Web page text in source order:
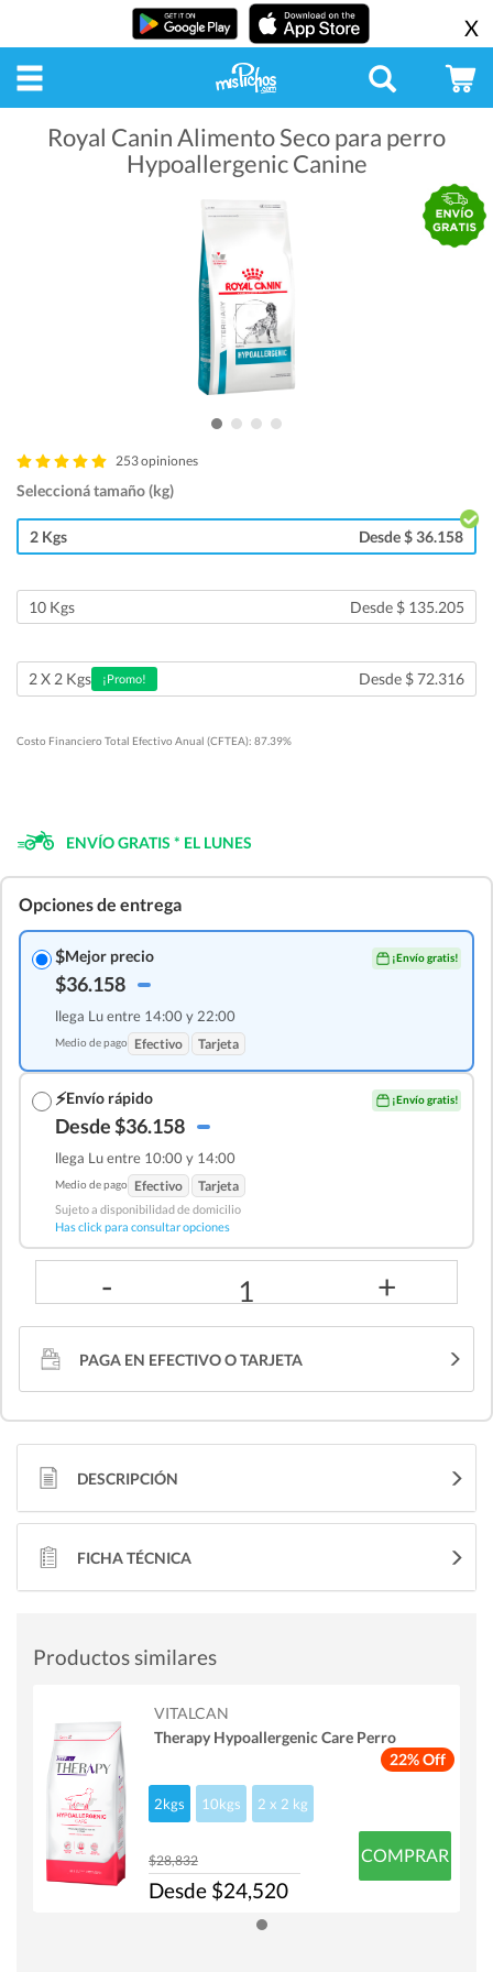
X
Royal Canin Alimento Seco para perro
Hypoallergenic Canine
253 opiniones
Seleccioná tamaño (kg)
2 Kgs Desde $ 36.158
10 Kgs Desde $ 135.205
2 X 2 Kgs ¡Promo! Desde $ 72.316
Costo Financiero Total Efectivo Anual (CFTEA): 87.39%
ENVÍO GRATIS * EL LUNES
Opciones de entrega
$Mejor precio ¡Envío gratis!
$36.158
llega Lu entre 14:00 y 22:00
Medio de pago Efectivo Tarjeta
⚡Envío rápido ¡Envío gratis!
Desde $36.158
llega Lu entre 10:00 y 14:00
Medio de pago Efectivo Tarjeta
Sujeto a disponibilidad de domicilio
Has click para consultar opciones
- 1 +
PAGA EN EFECTIVO O TARJETA
DESCRIPCIÓN
FICHA TÉCNICA
Productos similares
22% Off
VITALCAN
Therapy Hypoallergenic Care Perro
2kgs 10kgs 2 x 2 kg
$28,832
Desde $24,520
COMPRAR